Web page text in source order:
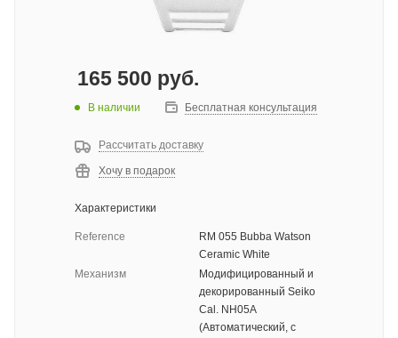
165 500 руб.
В наличии Бесплатная консультация
Рассчитать доставку
Хочу в подарок
Характеристики
Reference
RM 055 Bubba Watson
Ceramic White
Механизм
Модифицированный и
декорированный Seiko
Cal. NH05A
(Автоматический, с